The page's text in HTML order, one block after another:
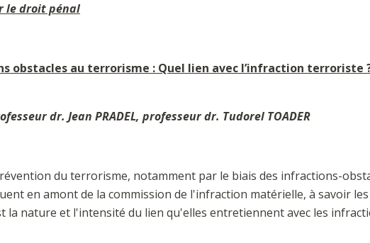
le droit pénal
obstacles au terrorisme : Quel lien avec l’infraction terroriste
dr. Jean PRADEL, professeur dr. Tudorel TOADER
du terrorisme, notamment par le biais des infractions-
en amont de la commission de l'infraction matérielle, à savoir
la nature et l'intensité du lien qu'elles entretiennent avec les